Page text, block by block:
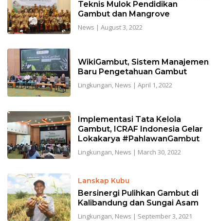
Teknis Mulok Pendidikan
Gambut dan Mangrove
News | August 3, 2022
WikiGambut, Sistem Manajemen
Baru Pengetahuan Gambut
Lingkungan News | April 1, 2022
Implementasi Tata Kelola
Gambut, ICRAF Indonesia Gelar
Lokakarya #PahlawanGambut
Lingkungan, News | March 30, 2022
Lanskap Kubu
Bersinergi Pulihkan Gambut di
Kalibandung dan Sungai Asam
Lingkungan, News | September 3, 2021